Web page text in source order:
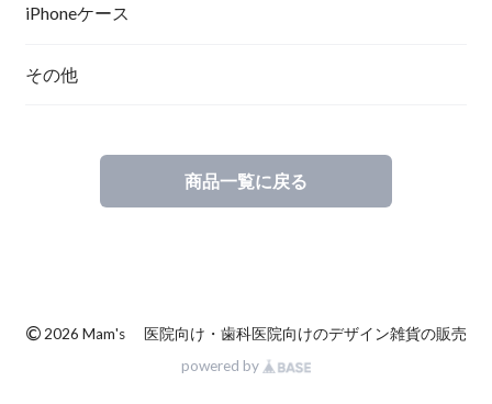
ポスター
ポスターフレーム
キャンバスプリント（立体額縁入り）
iPhoneケース
その他
商品一覧に戻る
© 2026 Mam's 医院向け・歯科医院向けのデザイン雑貨の販売
powered by